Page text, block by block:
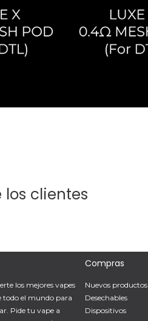
los clientes
los mejores vapes
todo el mundo para
Pide tu vape a
Compras
Nuevos productos
Desechables
Dispositivos